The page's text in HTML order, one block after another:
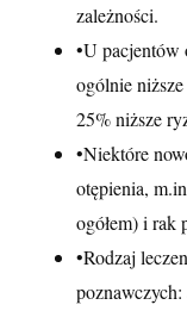
zależności.
•U pacjentów
ogólnie
25% niższe
•Niektóre
otępienia,
ogółem) i rak
•Rodzaj